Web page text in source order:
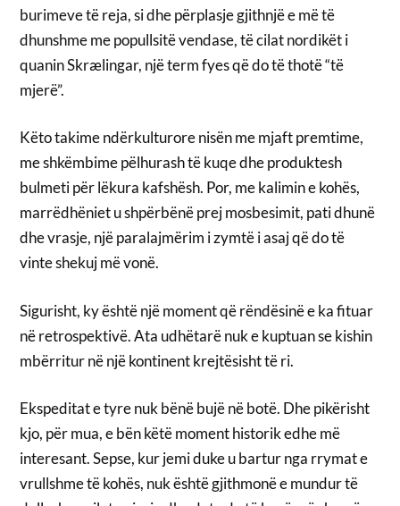
burimeve të reja, si dhe përplasje gjithnjë e më të
dhunshme me popullsitë vendase, të cilat nordikët i
quanin Skrælingar, një term fyes që do të thotë “të
mjerë”.
Këto takime ndërkulturore nisën me mjaft premtime,
me shkëmbime pëlhurash të kuqe dhe produktesh
bulmeti për lëkura kafshësh. Por, me kalimin e kohës,
marrëdhëniet u shpërbënë prej mosbesimit, pati dhunë
dhe vrasje, një paralajmërim i zymtë i asaj që do të
vinte shekuj më vonë.
Sigurisht, ky është një moment që rëndësinë e ka fituar
në retrospektivë. Ata udhëtarë nuk e kuptuan se kishin
mbërritur në një kontinent krejtësisht të ri.
Ekspeditat e tyre nuk bënë bujë në botë. Dhe pikërisht
kjo, për mua, e bën këtë moment historik edhe më
interesant. Sepse, kur jemi duke u bartur nga rrymat e
vrullshme të kohës, nuk është gjithmonë e mundur të